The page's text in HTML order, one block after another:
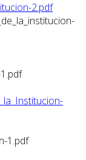
2.pdf
1.pdf